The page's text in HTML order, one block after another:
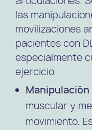
las
movilizaciones
pacientes con
especialmente
ejercicio.
Manipulación
muscular y
movimiento.